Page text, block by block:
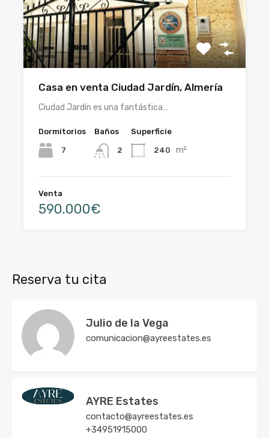
Casa en venta Ciudad Jardín, Almería
Ciudad Jardín es una fantástica…
Dormitorios
7
Baños
2
Superficie
240 m²
Venta
590.000€
Reserva tu cita
Julio de la Vega
comunicacion@ayreestates.es
AYRE Estates
contacto@ayreestates.es
+34951915000